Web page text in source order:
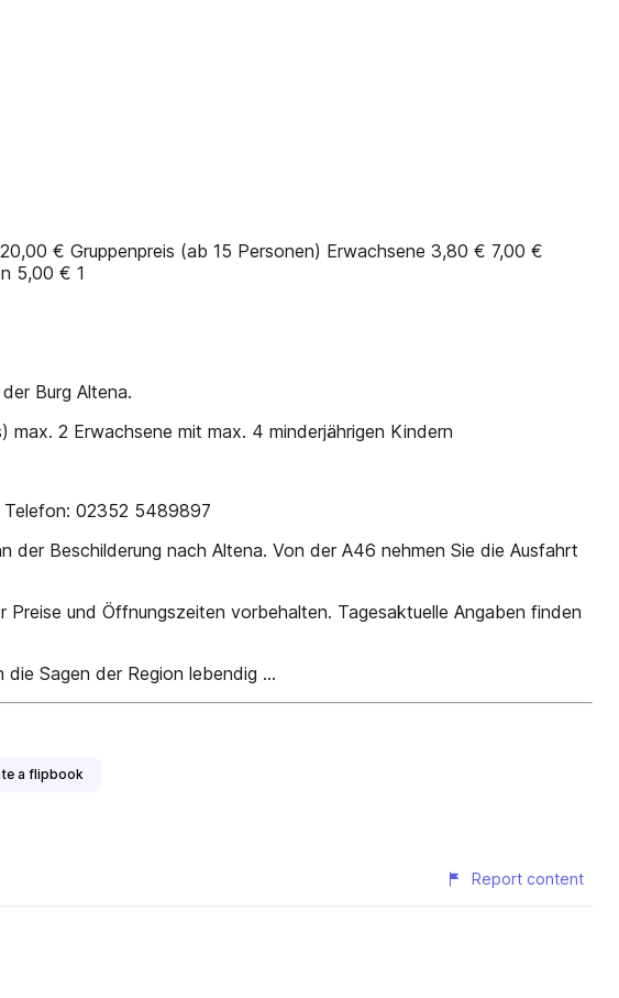
€ Gruppenpreis (ab 15 Personen) Erwachsene 3,80 € 7,00 €
5,00 € 1
Burg Altena.
2 Erwachsene mit max. 4 minderjährigen Kindern
Telefon: 02352 5489897
Beschilderung nach Altena. Von der A46 nehmen Sie die Ausfahrt
und Öffnungszeiten vorbehalten. Tagesaktuelle Angaben finden
Sagen der Region lebendig ...
a flipbook
Report content